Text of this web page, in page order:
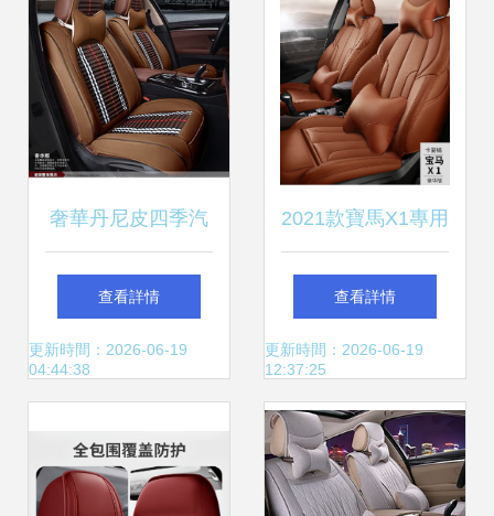
奢華丹尼皮四季汽
車坐墊座套 定義您
的專屬駕駛空間
查看詳情
更新時間：2026-06-19
04:44:38
2021款寶馬X1專用
坐墊推薦 兼容奧迪
Q5L、A6L、A4L的
全包圍真皮座椅套
查看詳情
更新時間：2026-06-19
12:37:25